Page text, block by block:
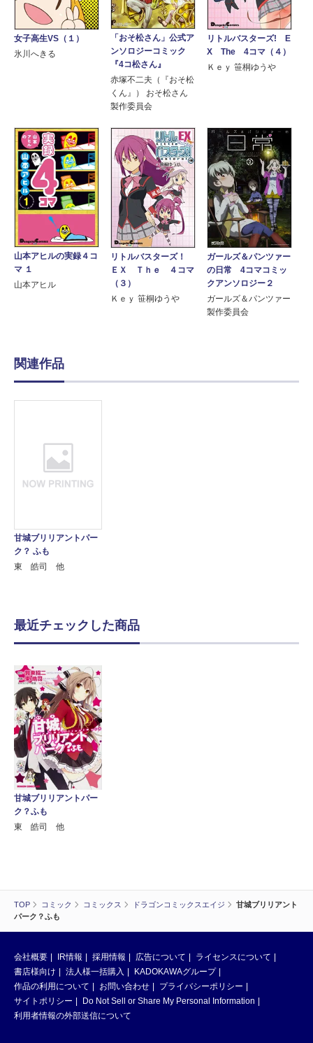
TOP コミック コミックス ドラゴンコミックスエイジ
甘城ブリリアント
パーク？ふも
女子高生VS（１）
氷川へきる
「おそ松さん」公式ア
ンソロジーコミック
『4コ松さん』
赤塚不二夫（『おそ松
くん』） おそ松さん
製作委員会
リトルバスターズ! E
X The 4コマ（４）
Ｋｅｙ 笹桐ゆうや
山本アヒルの実録４コ
マ １
山本アヒル
リトルバスターズ！
ＥＸ Ｔｈｅ ４コマ
（３）
Ｋｅｙ 笹桐ゆうや
ガールズ＆パンツァー
の日常 4コマコミッ
クアンソロジー２
ガールズ＆パンツァー
製作委員会
関連作品
甘城ブリリアントパー
ク？ ふも
東 皓司 他
最近チェックした商品
甘城ブリリアントパー
ク？ふも
東 皓司 他
会社概要 IR情報 採用情報 広告について
ライセンスについて
書店様向け
法人様一括購入
KADOKAWAグループ
作品の利用について
お問い合わせ
プライバシーポリシー
サイトポリシー
Do Not Sell or Share My Personal Information
利用者情報の外部送信について